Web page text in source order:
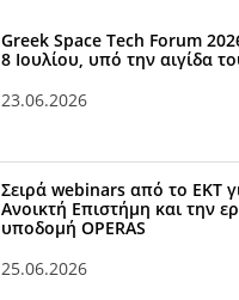
Greek Space Tech Forum
8 Ιουλίου, υπό την αιγίδα
23.06.2026
Σειρά webinars από το ΕΚΤ
Ανοικτή Επιστήμη και την
υποδομή OPERAS
25.06.2026